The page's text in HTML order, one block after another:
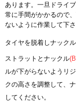
あります。一旦ドライ
常に手間がかかるので
ないように作業して下さ
タイヤを脱着しナック
ストラットとナックル
ルが下がらないようリ
クの高さを調整して、
してください。